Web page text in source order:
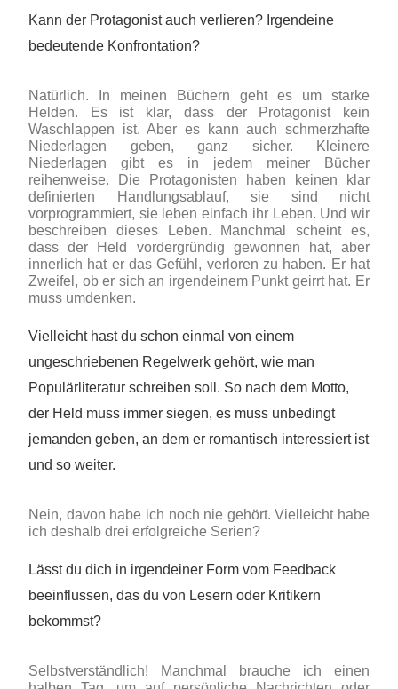
Kann der Protagonist auch verlieren? Irgendeine
bedeutende Konfrontation?
Natürlich. In meinen Büchern geht es um starke
Helden. Es ist klar, dass der Protagonist kein
Waschlappen ist. Aber es kann auch schmerzhafte
Niederlagen geben, ganz sicher. Kleinere
Niederlagen gibt es in jedem meiner Bücher
reihenweise. Die Protagonisten haben keinen klar
definierten Handlungsablauf, sie sind nicht
vorprogrammiert, sie leben einfach ihr Leben. Und wir
beschreiben dieses Leben. Manchmal scheint es,
dass der Held vordergründig gewonnen hat, aber
innerlich hat er das Gefühl, verloren zu haben. Er hat
Zweifel, ob er sich an irgendeinem Punkt geirrt hat. Er
muss umdenken.
Vielleicht hast du schon einmal von einem
ungeschriebenen Regelwerk gehört, wie man
Populärliteratur schreiben soll. So nach dem Motto,
der Held muss immer siegen, es muss unbedingt
jemanden geben, an dem er romantisch interessiert ist
und so weiter.
Nein, davon habe ich noch nie gehört. Vielleicht habe
ich deshalb drei erfolgreiche Serien?
Lässt du dich in irgendeiner Form vom Feedback
beeinflussen, das du von Lesern oder Kritikern
bekommst?
Selbstverständlich! Manchmal brauche ich einen